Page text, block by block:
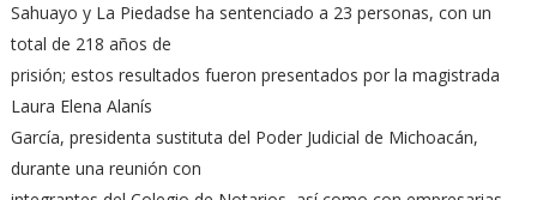
Sahuayo y La Piedadse ha sentenciado a 23 personas, con un
total de 218 años de
prisión; estos resultados fueron presentados por la magistrada
Laura Elena Alanís
García, presidenta sustituta del Poder Judicial de Michoacán,
durante una reunión con